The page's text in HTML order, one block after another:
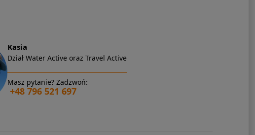
Kasia
Dział Water Active oraz Travel Active
Masz pytanie? Zadzwoń:
+48 796 521 697